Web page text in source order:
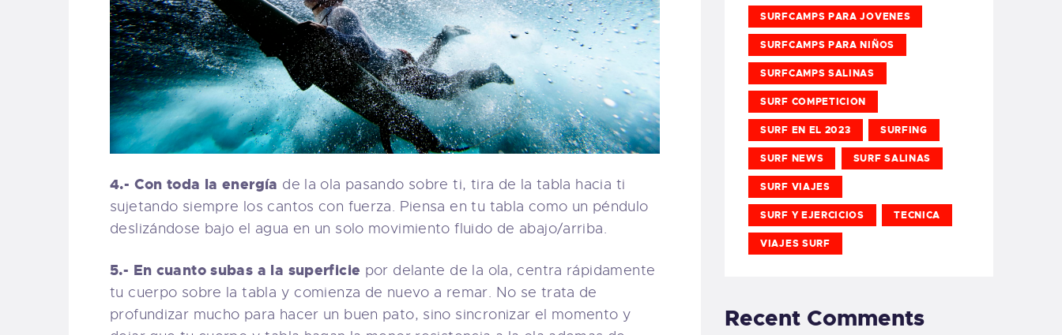
4.- Con toda la energía de la ola pasando sobre ti, tira de la tabla hacia ti
sujetando siempre los cantos con fuerza. Piensa en tu tabla como un péndulo
deslizándose bajo el agua en un solo movimiento fluido de abajo/arriba.
5.- En cuanto subas a la superficie por delante de la ola, centra rápidamente
tu cuerpo sobre la tabla y comienza de nuevo a remar. No se trata de
profundizar mucho para hacer un buen pato, sino sincronizar el momento y
SURFCAMPS PARA JOVENES
SURFCAMPS PARA NIÑOS
SURFCAMPS SALINAS
SURF COMPETICION
SURF EN EL 2023 SURFING
SURF NEWS SURF SALINAS
SURF VIAJES
SURF Y EJERCICIOS TECNICA
VIAJES SURF
Recent Comments